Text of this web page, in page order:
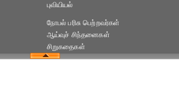
புவியியல்
நோபல் பரிசு‎ பெற்றவர்‎கள்
ஆய்வுச் சிந்தனைகள்
சிறுகதைகள்